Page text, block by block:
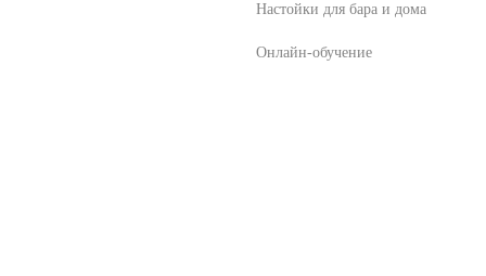
Настойки для бара и дома
Онлайн-обучение